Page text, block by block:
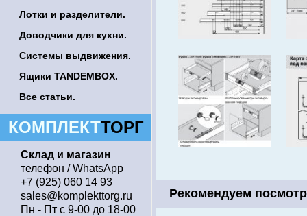
Лотки и разделители.
Доводчики для кухни.
Системы выдвижения.
Ящики TANDEMBOX.
Все статьи.
КОМПЛЕКТТОРГ
Склад и магазин
телефон / WhatsApp
+7 (925) 060 14 93
sales@komplekttorg.ru
Пн - Пт с 9-00 до 18-00
Рекомендуем